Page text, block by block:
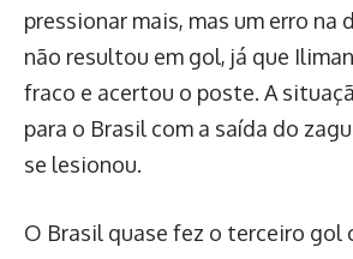
pressionar mais, mas um erro na
não resultou em gol, já que
fraco e acertou o poste. A
para o Brasil com a saída do
se lesionou.
O Brasil quase fez o terceiro gol